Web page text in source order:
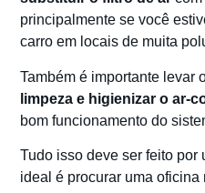
principalmente se você
carro em locais de muita
Também é importante levar
limpeza e higienizar o ar-
bom funcionamento do
Tudo isso deve ser feito por
ideal é procurar uma